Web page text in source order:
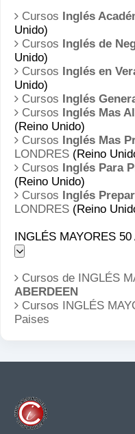
Cursos Inglés
Unido)
Cursos Inglés de
Unido)
Cursos Inglés en
Unido)
Cursos Inglés
Cursos Inglés Mas
(Reino Unido)
Cursos Inglés Mas
LONDRES (Reino
Cursos Inglés Para
(Reino Unido)
Cursos Inglés
LONDRES (Reino
INGLÉS MAYORES
Cursos de INGLÉS
ABERDEEN
Cursos INGLÉS
Paises